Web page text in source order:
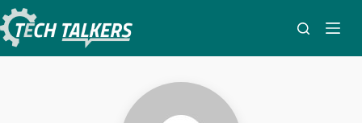
Zum
Inhalt
springen